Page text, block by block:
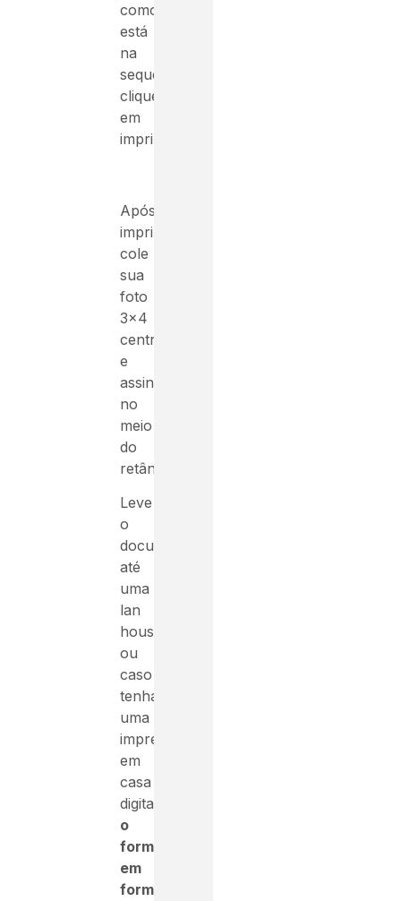
como
está
na
sequência,
clique
em
imprimir!
Após
imprimir,
cole
sua
foto
3×4
centralizada
e
assine
no
meio
do
retângulo
Leve
o
documento
até
uma
lan
house
ou
caso
tenha
uma
impressora
em
casa
digitalize
o
formulário
em
formato